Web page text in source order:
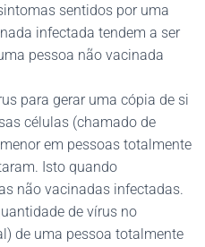
sentidos por uma
infectada tendem a ser
pessoa não vacinada
para gerar uma cópia de si
células (chamado de
em pessoas totalmente
Isto quando
não vacinadas infectadas.
de vírus no
de uma pessoa totalmente